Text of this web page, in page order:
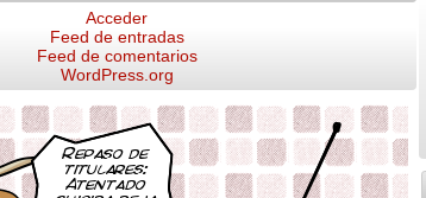
Acceder
Feed de entradas
Feed de comentarios
WordPress.org